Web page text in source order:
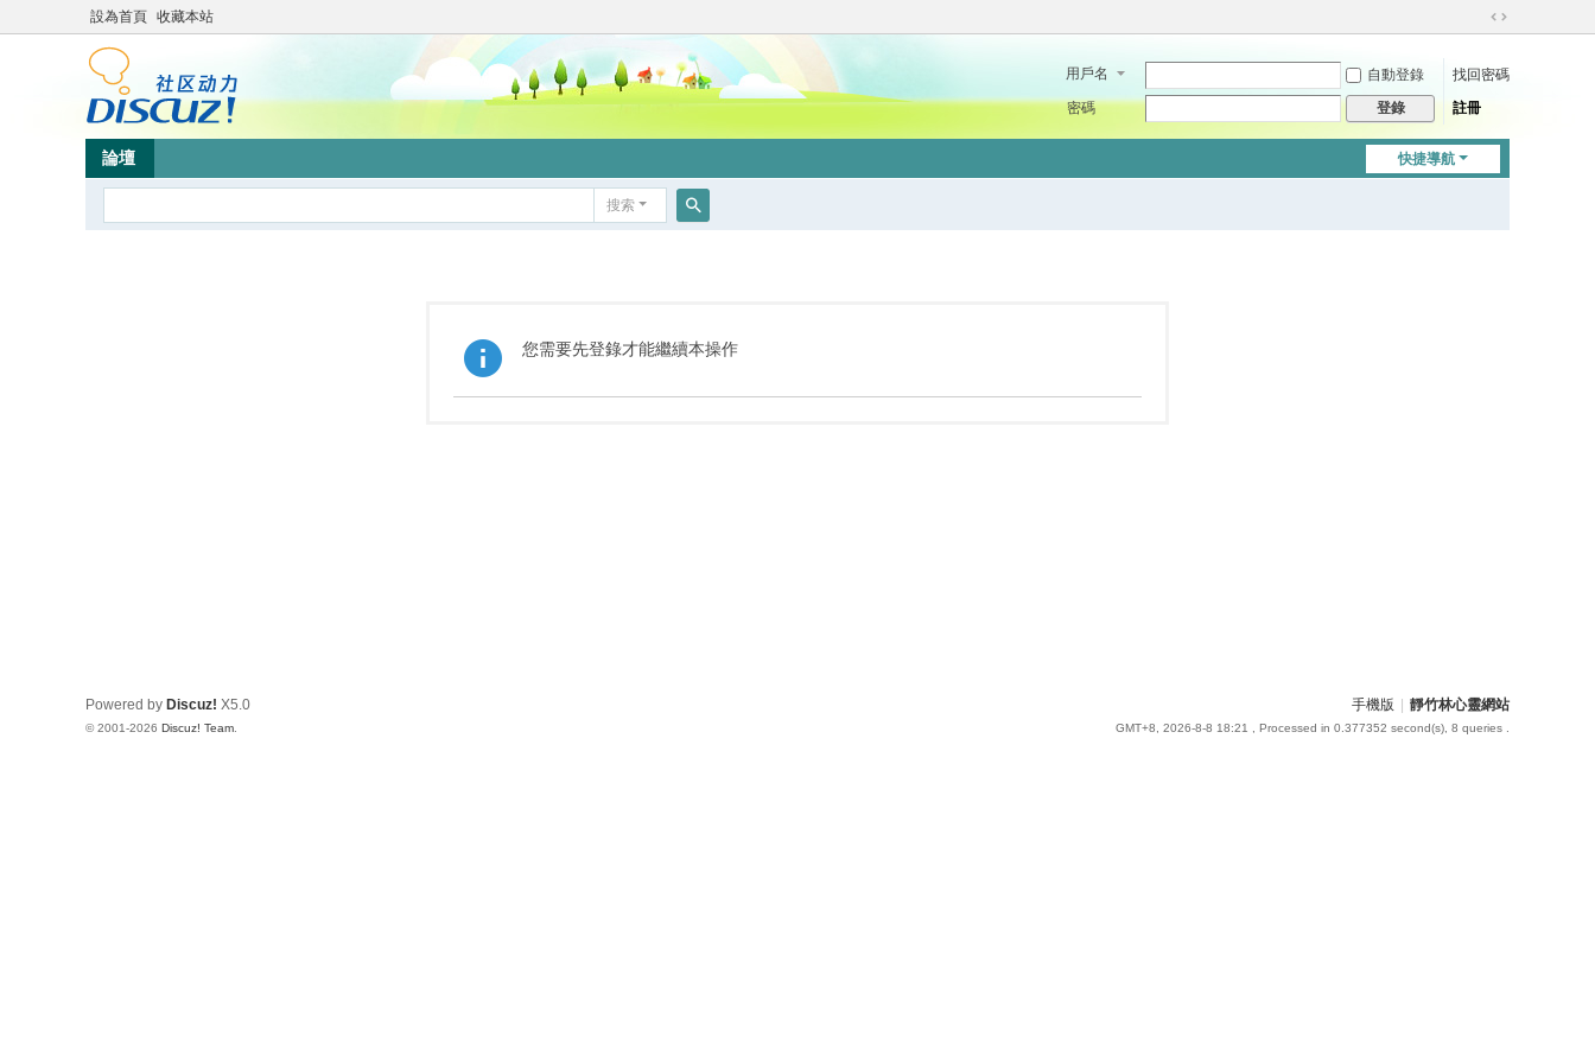
設為首頁 收藏本站
切
到
用戶名 自動登錄
找回密碼
密碼
登錄 註冊
快捷導航
論壇
搜索
您需要先登錄才能繼續本操作
手機版 靜竹林心靈網站
GMT+8, 2026-8-8 18:21 , Processed in 0.377352 second(s), 8 queries .
Powered by Discuz! X5.0
© 2001-2026 Discuz! Team